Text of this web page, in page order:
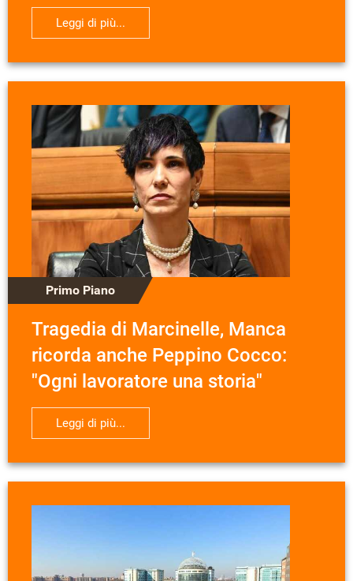
Leggi di più...
Primo Piano
Tragedia di Marcinelle, Manca
ricorda anche Peppino Cocco:
"Ogni lavoratore una storia"
Leggi di più...